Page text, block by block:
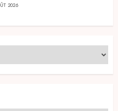
2026